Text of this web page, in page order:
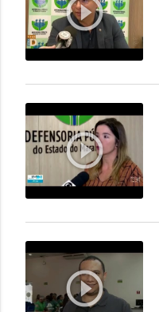
play_circle_outline
play_circle_outline
play_circle_outline